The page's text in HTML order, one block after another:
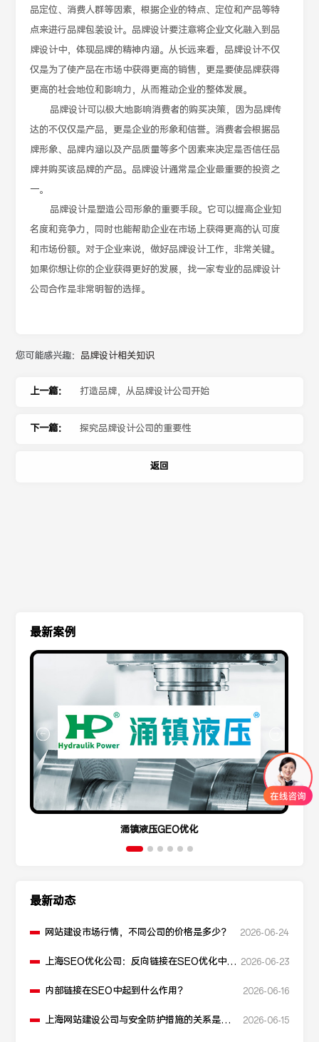
品定位、消费人群等因素，根据企业的特点、定位和产品等特
点来进行品牌包装设计。品牌设计要注意将企业文化融入到品
牌设计中，体现品牌的精神内涵。从长远来看，品牌设计不仅
仅是为了使产品在市场中获得更高的销售，更是要使品牌获得
更高的社会地位和影响力，从而推动企业的整体发展。
品牌设计可以极大地影响消费者的购买决策，因为品牌传
达的不仅仅是产品，更是企业的形象和信誉。消费者会根据品
牌形象、品牌内涵以及产品质量等多个因素来决定是否信任品
牌并购买该品牌的产品。品牌设计通常是企业最重要的投资之
一。
品牌设计是塑造公司形象的重要手段。它可以提高企业知
名度和竞争力，同时也能帮助企业在市场上获得更高的认可度
和市场份额。对于企业来说，做好品牌设计工作，非常关键。
如果你想让你的企业获得更好的发展，找一家专业的品牌设计
公司合作是非常明智的选择。
您可能感兴趣： 品牌设计相关知识
上一篇： 打造品牌，从品牌设计公司开始
下一篇： 探究品牌设计公司的重要性
返回
最新案例
涌镇液压GEO优化
最新动态
网站建设市场行情，不同公司的价格是多少？ 2026-06-24
上海SEO优化公司：反向链接在SEO优化中起 2026-06-23
内部链接在SEO中起到什么作用？ 2026-06-16
上海网站建设公司与安全防护措施的关系是什
2026-06-15